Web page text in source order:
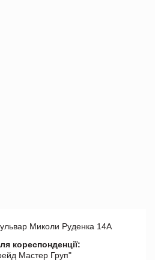
Миколи Руденка 14А
кореспонденції:
Мастер Груп"